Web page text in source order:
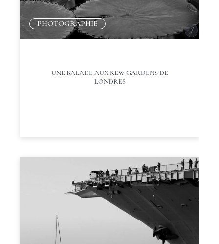
PHOTOGRAPHIE
UNE BALADE AUX KEW GARDENS DE
LONDRES